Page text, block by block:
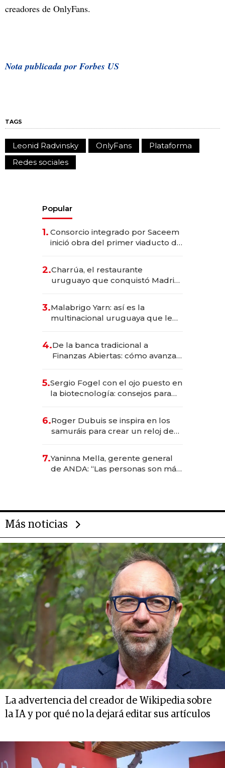
creadores de OnlyFans.
Nota publicada por Forbes US
TAGS
Leonid Radvinsky OnlyFans
Plataforma
Redes sociales
Popular
1. Consorcio integrado por Saceem
inició obra del primer viaducto de
millones
2.Charrúa, el restaurante
uruguayo que conquistó Madrid:
anticipación y prepara apertura
3.Malabrigo Yarn: así es la
multinacional uruguaya que le
4.De la banca tradicional a
Finanzas Abiertas: cómo avanza
5.Sergio Fogel con el ojo puesto en
la biotecnología: consejos para
6.Roger Dubuis se inspira en los
samuráis para crear un reloj de
7.Yaninna Mella, gerente general
de ANDA: “Las personas son más
Más noticias
La advertencia del creador de Wikipedia sobre
la IA y por qué no la dejará editar sus artículos